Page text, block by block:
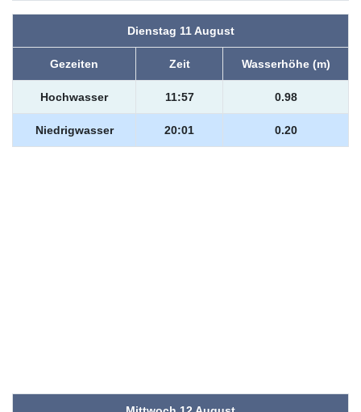
Dienstag 11 August
Gezeiten Zeit Wasserhöhe (m)
Hochwasser 11:57 0.98
Niedrigwasser 20:01 0.20